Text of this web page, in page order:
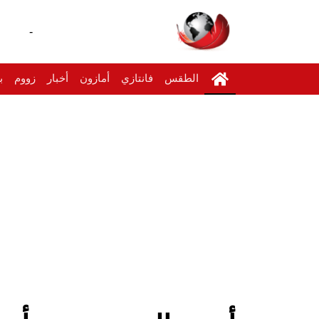
-
الطقس فانتازي أمازون أخبار زووم